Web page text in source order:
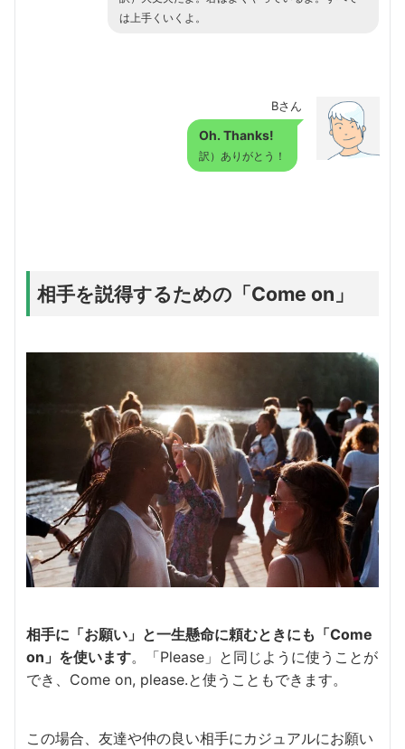
は上手くいくよ。
Bさん
Oh. Thanks!
訳）ありがとう！
相手を説得するための「Come on」
相手に「お願い」と一生懸命に頼むときにも「Come
on」を使います。「Please」と同じように使うことが
でき、Come on, please.と使うこともできます。
この場合、友達や仲の良い相手にカジュアルにお願い